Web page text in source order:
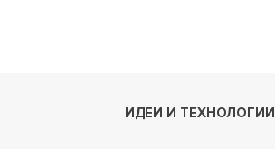
ИДЕИ И ТЕХНОЛОГИИ